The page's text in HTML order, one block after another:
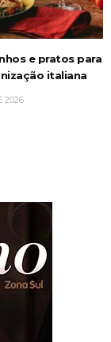
e pratos para
italiana
2026